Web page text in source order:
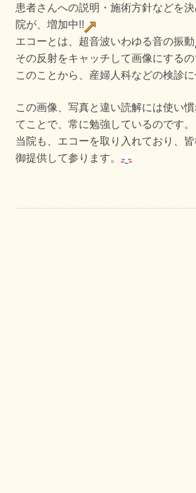
患者さんへの説明・施術方針などを
院が、増加中!!
エコーとは、超音波いわゆる音の振動
その反射をキャッチして画像にする
このことから、産婦人科などの検診
この画像、写真と違い読解には使い
てことで、常に勉強しているのです
当院も、エコーを取り入れており、
御提供して参ります。